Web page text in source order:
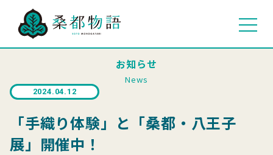
お知らせ
News
2024.04.12
「手織り体験」と「桑都・八王子
展」開催中！